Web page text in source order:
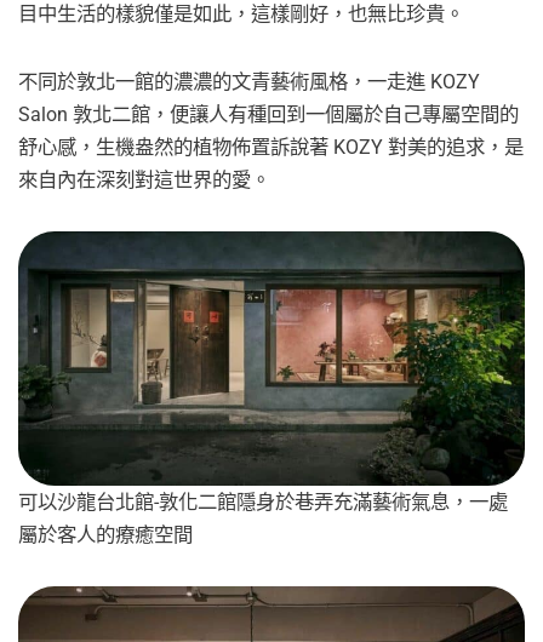
目中生活的樣貌僅是如此，這樣剛好，也無比珍貴。
不同於敦北一館的濃濃的文青藝術風格，一走進 KOZY
Salon 敦北二館，便讓人有種回到一個屬於自己專屬空間的
舒心感，生機盎然的植物佈置訴說著 KOZY 對美的追求，是
來自內在深刻對這世界的愛。
可以沙龍台北館-敦化二館隱身於巷弄充滿藝術氣息，一處
屬於客人的療癒空間